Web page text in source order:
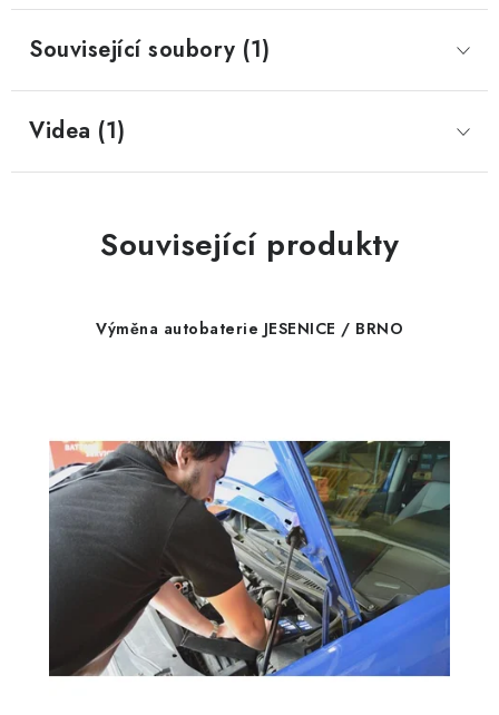
Související soubory (1)
Videa (1)
Související produkty
Výměna autobaterie JESENICE / BRNO